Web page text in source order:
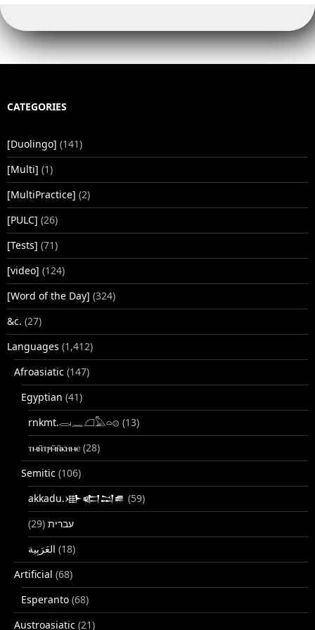
CATEGORIES
[Duolingo] (141)
[Multi] (1)
[MultiPractice] (2)
[PULC] (26)
[Tests] (71)
[video] (124)
[Word of the Day] (324)
&c. (27)
Languages (1,412)
Afroasiatic (147)
Egyptian (41)
rnkmt.𓂋𓏺𓈖𓆎𓅓𓏏𓊖 (13)
ⲧⲙⲛ̄ⲧⲣⲙ̄ⲛ̄ⲕⲏⲙⲉ (28)
Semitic (106)
akkadu.𒀝𒅗𒁺𒌑 (59)
עברית (29)
(18)
Artificial (68)
Esperanto (68)
Austroasiatic (21)